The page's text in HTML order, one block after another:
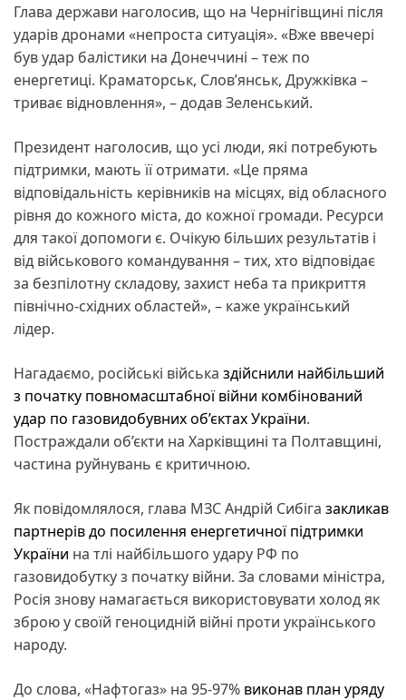
Глава держави наголосив, що на Чернігівщині після
ударів дронами «непроста ситуація». «Вже ввечері
був удар балістики на Донеччині – теж по
енергетиці. Краматорськ, Словʼянськ, Дружківка –
триває відновлення», – додав Зеленський.
Президент наголосив, що усі люди, які потребують
підтримки, мають її отримати. «Це пряма
відповідальність керівників на місцях, від обласного
рівня до кожного міста, до кожної громади. Ресурси
для такої допомоги є. Очікую більших результатів і
від військового командування – тих, хто відповідає
за безпілотну складову, захист неба та прикриття
північно-східних областей», – каже український
лідер.
Нагадаємо, російські війська здійснили найбільший
з початку повномасштабної війни комбінований
удар по газовидобувних об’єктах України.
Постраждали об’єкти на Харківщині та Полтавщині,
частина руйнувань є критичною.
Як повідомлялося, глава МЗС Андрій Сибіга закликав
партнерів до посилення енергетичної підтримки
України на тлі найбільшого удару РФ по
газовидобутку з початку війни. За словами міністра,
Росія знову намагається використовувати холод як
зброю у своїй геноцидній війні проти українського
народу.
До слова, «Нафтогаз» на 95-97% виконав план уряду